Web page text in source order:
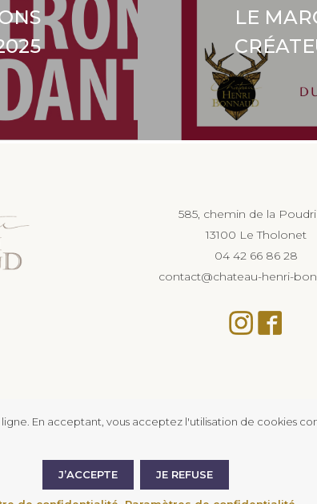
LE
585, chemin de la
13100 Le Tholonet
04 42 66 86 28
contact@chateau-henri-
est dangereux pour la santé, à consommer avec
Chateau Henri Bonnaud.Centre de confidentialité
En acceptant, vous acceptez l'utilisation de cookies
J’ACCEPTE JE REFUSE